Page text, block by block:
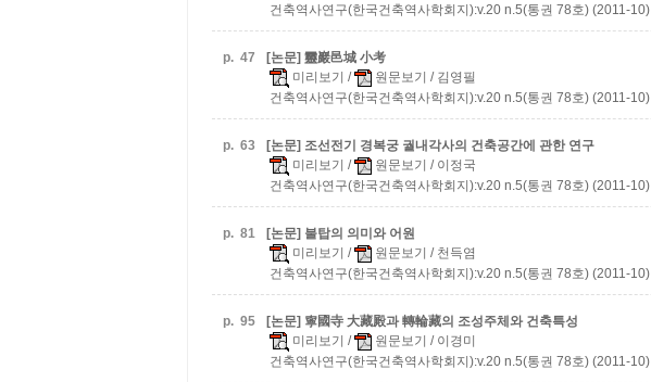
건축역사연구(한국건축역사학회지):v.20 n.5(통권 78호) (2011-10)
p. 47
[논문] 靈巖邑城 小考
미리보기 / 원문보기 / 김영필
건축역사연구(한국건축역사학회지):v.20 n.5(통권 78호) (2011-10)
p. 63
[논문] 조선전기 경복궁 궐내각사의 건축공간에 관한 연구
미리보기 / 원문보기 / 이정국
건축역사연구(한국건축역사학회지):v.20 n.5(통권 78호) (2011-10)
p. 81
[논문] 불탑의 의미와 어원
미리보기 / 원문보기 / 천득염
건축역사연구(한국건축역사학회지):v.20 n.5(통권 78호) (2011-10)
p. 95
[논문] 寧國寺 大藏殿과 轉輪藏의 조성주체와 건축특성
미리보기 / 원문보기 / 이경미
건축역사연구(한국건축역사학회지):v.20 n.5(통권 78호) (2011-10)